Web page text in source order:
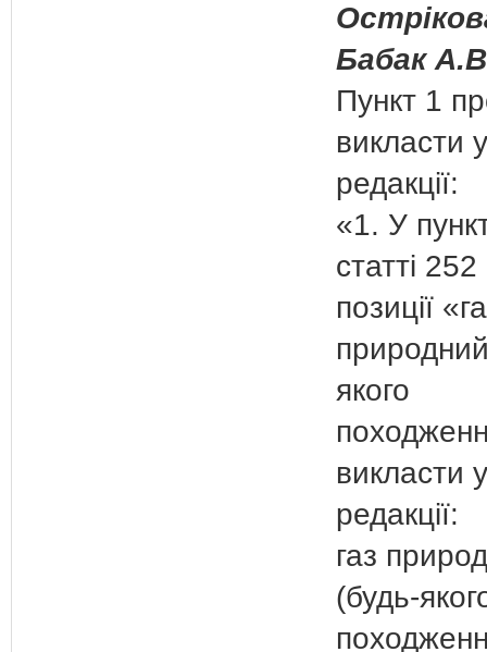
Бабак
Пункт 1
викласти
редакції:
«1. У
статті
позиції
якого
викласти
редакції:
газ
(будь-